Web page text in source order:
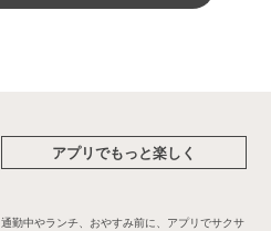
アプリでもっと楽しく
通勤中やランチ、おやすみ前に、アプリでサクサ